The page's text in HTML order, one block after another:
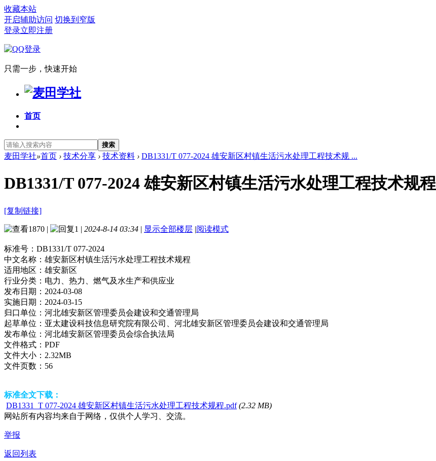
收藏本站
开启辅助访问 切换到窄版
登录立即注册
只需一步，快速开始
首页
搜索
麦田学社»首页 › 技术分享 › 技术资料 › DB1331/T 077-2024 雄安新区村镇生活污水处理工程技术规 ...
DB1331/T 077-2024 雄安新区村镇生活污水处理工程技术规程
[复制链接]
1870 | 1 | 2024-8-14 03:34 | 显示全部楼层 |阅读模式
标准号： DB1331/T 077-2024
中文名称： 雄安新区村镇生活污水处理工程技术规程
适用地区： 雄安新区
行业分类： 电力、热力、燃气及水生产和供应业
发布日期： 2024-03-08
实施日期： 2024-03-15
归口单位： 河北雄安新区管理委员会建设和交通管理局
起草单位： 亚太建设科技信息研究院有限公司、河北雄安新区管理委员会建设和交通管理局
发布单位： 河北雄安新区管理委员会综合执法局
文件格式： PDF
文件大小： 2.32MB
文件页数： 56
标准全文下载：
DB1331_T 077-2024 雄安新区村镇生活污水处理工程技术规程.pdf (2.32 MB)
网站所有内容均来自于网络，仅供个人学习、交流。
举报
返回列表